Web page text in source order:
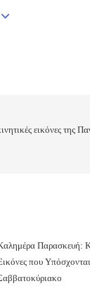
εικόνες της
Παρασκευή:
που